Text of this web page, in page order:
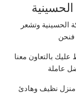
وتشعر
فنحن
بالتعاون معنا
عاملة
منزل نظيف وهادئ